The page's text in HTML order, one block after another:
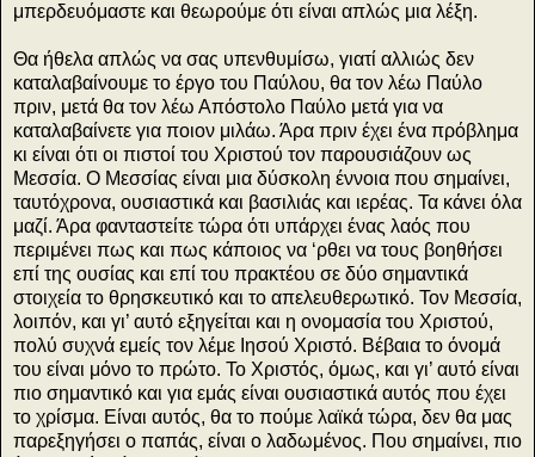
μπερδευόμαστε και θεωρούμε ότι είναι απλώς μια λέξη.
Θα ήθελα απλώς να σας υπενθυμίσω, γιατί αλλιώς δεν
καταλαβαίνουμε το έργο του Παύλου, θα τον λέω Παύλο
πριν, μετά θα τον λέω Απόστολο Παύλο μετά για να
καταλαβαίνετε για ποιον μιλάω. Άρα πριν έχει ένα πρόβλημα
κι είναι ότι οι πιστοί του Χριστού τον παρουσιάζουν ως
Μεσσία. Ο Μεσσίας είναι μια δύσκολη έννοια που σημαίνει,
ταυτόχρονα, ουσιαστικά και βασιλιάς και ιερέας. Τα κάνει όλα
μαζί. Άρα φανταστείτε τώρα ότι υπάρχει ένας λαός που
περιμένει πως και πως κάποιος να ‘ρθει να τους βοηθήσει
επί της ουσίας και επί του πρακτέου σε δύο σημαντικά
στοιχεία το θρησκευτικό και το απελευθερωτικό. Τον Μεσσία,
λοιπόν, και γι’ αυτό εξηγείται και η ονομασία του Χριστού,
πολύ συχνά εμείς τον λέμε Ιησού Χριστό. Βέβαια το όνομά
του είναι μόνο το πρώτο. Το Χριστός, όμως, και γι’ αυτό είναι
πιο σημαντικό και για εμάς είναι ουσιαστικά αυτός που έχει
το χρίσμα. Είναι αυτός, θα το πούμε λαϊκά τώρα, δεν θα μας
παρεξηγήσει ο παπάς, είναι ο λαδωμένος. Που σημαίνει, πιο